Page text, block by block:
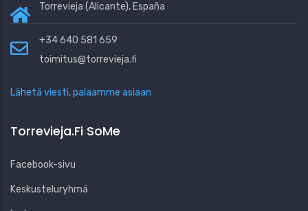
Torrevieja (Alicante), España
+34 640 581 659
toimitus@torrevieja.fi
Lähetä viesti, palaamme asiaan
Torrevieja.fi SoMe
Facebook-sivu
Keskusteluryhmä